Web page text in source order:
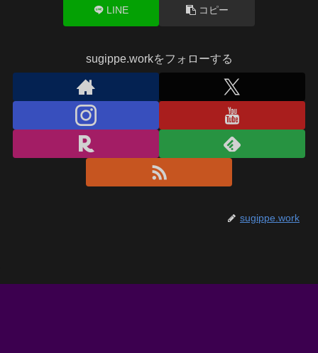
LINE コピー
sugippe.workをフォローする
sugippe.work